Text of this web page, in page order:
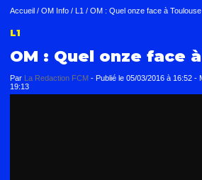
Accueil / OM Info / L1 / OM : Quel onze face à
L1
OM : Quel onze face
Par La Redaction FCM - Publié le 05/03/2016 à 16:52 -
19:13